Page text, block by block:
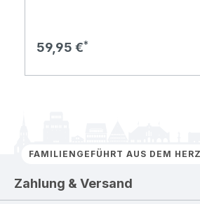
Regulärer Preis:
59,95 €
FAMILIENGEFÜHRT AUS DEM
Zahlung & Versand